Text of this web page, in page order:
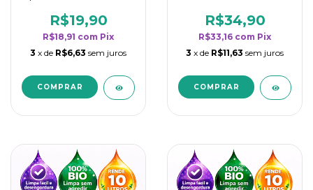
rendimento da
categoria - Flor de
Laranjeira
R$19,90
R$18,91 com Pix
3 x de R$6,63 sem juros
rendimento da
categoria - Flor de
Laranjeira
R$34,90
R$33,16 com Pix
3 x de R$11,63 sem juros